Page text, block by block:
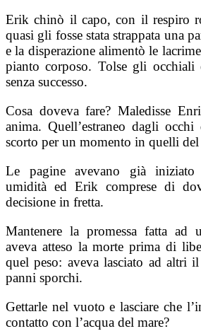
Erik chinò il capo, con il respiro
quasi gli fosse stata strappata una
e la disperazione alimentò le
pianto corposo. Tolse gli occhiali
senza successo.
Cosa doveva fare? Maledisse
anima. Quell’estraneo dagli
scorto per un momento in quelli
Le pagine avevano già
umidità ed Erik comprese di
decisione in fretta.
Mantenere la promessa fatta ad
aveva atteso la morte prima di
quel peso: aveva lasciato ad altri
panni sporchi.
Gettarle nel vuoto e lasciare che
contatto con l’acqua del mare?